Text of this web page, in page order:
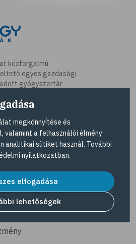
közforgalmú
egyes gazdasági
gyógyszertár
kereső
megkönnyítése és
valamint a felhasználói élmény
analitikai sütiket használ. További
nyilatkozatban.
elfogadása
lehetőségek